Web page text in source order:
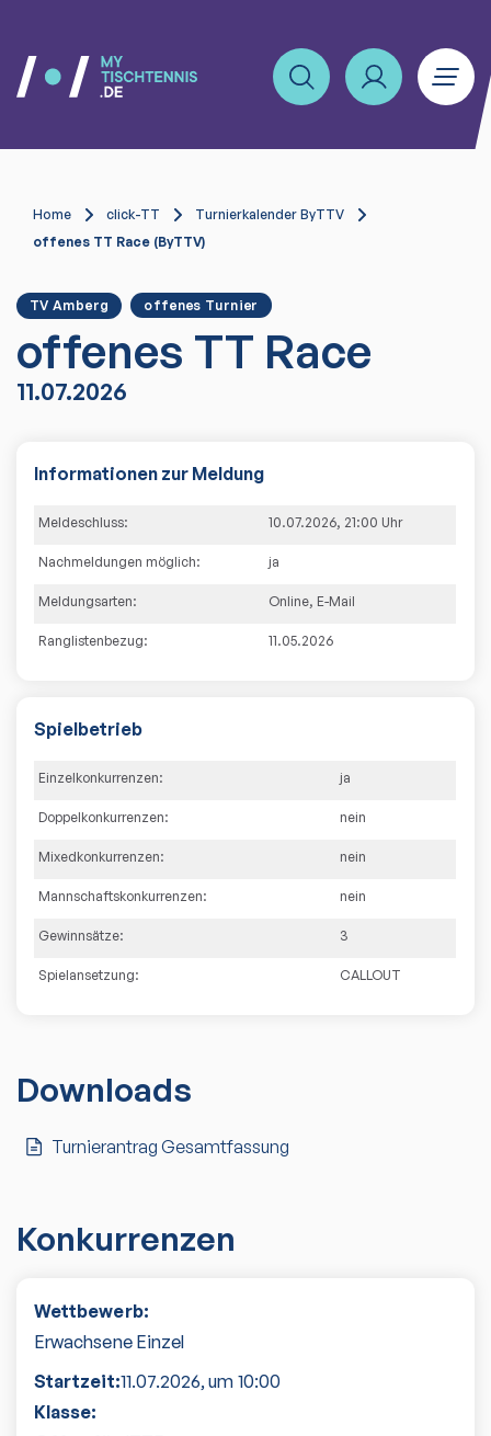
Home click-TT
Turnierkalender ByTTV
offenes TT Race (ByTTV)
TV Amberg offenes Turnier
offenes TT Race
11.07.2026
Informationen zur Meldung
Meldeschluss: 10.07.2026, 21:00 Uhr
Nachmeldungen möglich: ja
Meldungsarten: Online, E-Mail
Ranglistenbezug: 11.05.2026
Spielbetrieb
Einzelkonkurrenzen: ja
Doppelkonkurrenzen: nein
Mixedkonkurrenzen: nein
Mannschaftskonkurrenzen: nein
Gewinnsätze: 3
Spielansetzung: CALLOUT
Downloads
Turnierantrag Gesamtfassung
Konkurrenzen
Wettbewerb:
Erwachsene Einzel
Startzeit:11.07.2026, um 10:00
Klasse: